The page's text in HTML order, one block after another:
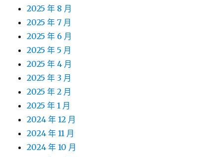
2025 年 8 月
2025 年 7 月
2025 年 6 月
2025 年 5 月
2025 年 4 月
2025 年 3 月
2025 年 2 月
2025 年 1 月
2024 年 12 月
2024 年 11 月
2024 年 10 月